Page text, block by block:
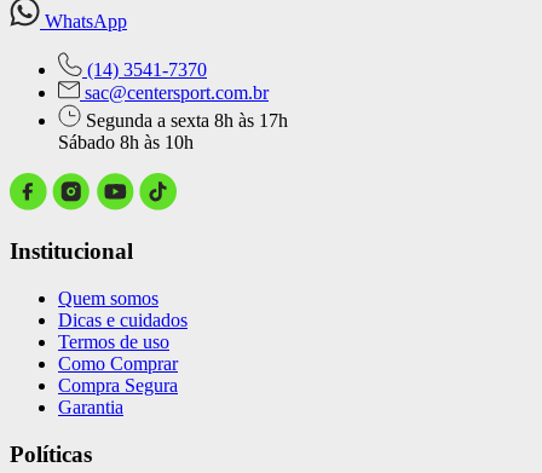
WhatsApp
(14) 3541-7370
sac@centersport.com.br
Segunda a sexta 8h às 17h
Sábado 8h às 10h
Institucional
Quem somos
Dicas e cuidados
Termos de uso
Como Comprar
Compra Segura
Garantia
Políticas